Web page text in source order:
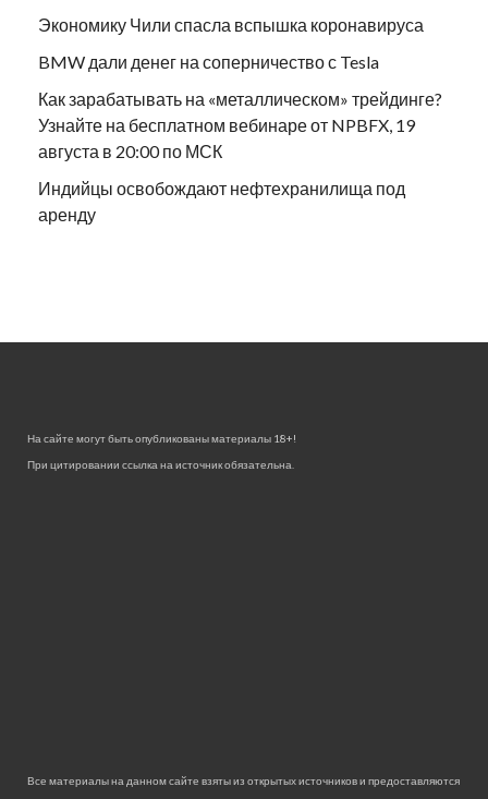
Экономику Чили спасла вспышка коронавируса
BMW дали денег на соперничество с Tesla
Как зарабатывать на «металлическом» трейдинге?
Узнайте на бесплатном вебинаре от NPBFX, 19
августа в 20:00 по МСК
Индийцы освобождают нефтехранилища под
аренду
На сайте могут быть опубликованы материалы 18+!
При цитировании ссылка на источник обязательна.
Все материалы на данном сайте взяты из открытых источников и предоставляются